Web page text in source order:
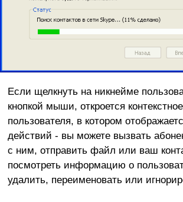
Если щелкнуть на никнейме
кнопкой мыши, откроется
пользователя, в котором
действий - вы можете вызвать
с ним, отправить файл или ваш
посмотреть информацию о
удалить, переименовать или